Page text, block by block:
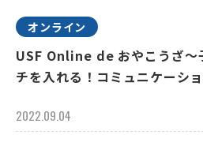
オンライン
USF Online de おやこうざ～
チを入れる！コミュニケーシ
2022.09.04